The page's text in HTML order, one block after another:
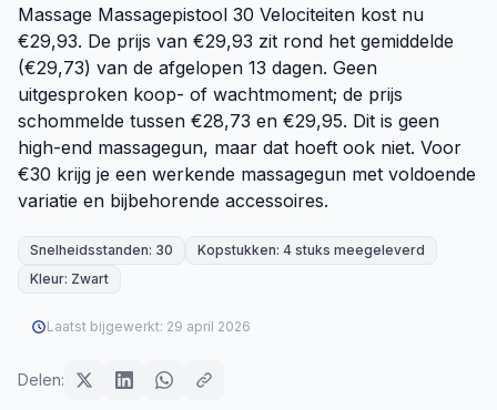
Massage Massagepistool 30 Velociteiten kost nu
€29,93. De prijs van €29,93 zit rond het gemiddelde
(€29,73) van de afgelopen 13 dagen. Geen
uitgesproken koop- of wachtmoment; de prijs
schommelde tussen €28,73 en €29,95. Dit is geen
high-end massagegun, maar dat hoeft ook niet. Voor
€30 krijg je een werkende massagegun met voldoende
variatie en bijbehorende accessoires.
Snelheidsstanden: 30
Kopstukken: 4 stuks meegeleverd
Kleur: Zwart
Laatst bijgewerkt: 29 april 2026
Delen: